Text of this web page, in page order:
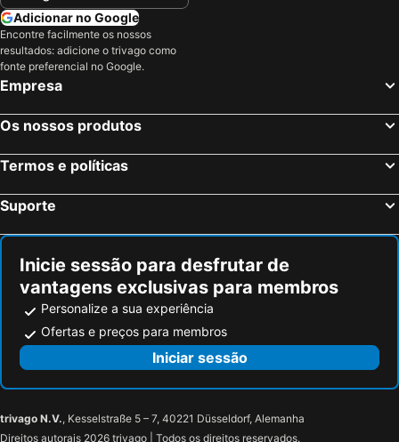
Aer Hotel Malpensa
Hotel Cyrano
Dolce by Wyndham Milan Malpensa
Hotel 2C
Stay Hotel
Malpensa Inn
Hotel Residence Montelago
Poli Hotel
Ca' Lina
Novotel Malpensa Airport
Hilton Garden Inn Milan Malpensa
Hotel Legnano
Hotel Ungheria Varese 1946
Hotel Del Riale
Hotel Astoria Gallarate
La Corte di Crenna
Hotel Pineta
Le Robinie Golf Club & Resort
Hotel Osteria della Pista
Sempione Hotel Malpensa
Adicionar no Google
Encontre facilmente os nossos
resultados: adicione o trivago como
fonte preferencial no Google.
Empresa
Os nossos produtos
Termos e políticas
Suporte
Inicie sessão para desfrutar de
vantagens exclusivas para membros
Personalize a sua experiência
Ofertas e preços para membros
Iniciar sessão
trivago N.V., Kesselstraße 5 – 7, 40221 Düsseldorf, Alemanha
Direitos autorais 2026 trivago | Todos os direitos reservados.